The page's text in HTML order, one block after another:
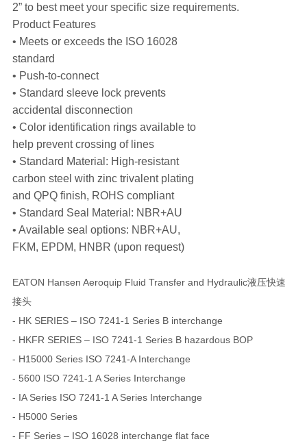
2” to best meet your specific size requirements.
Product Features
• Meets or exceeds the ISO 16028
standard
• Push-to-connect
• Standard sleeve lock prevents
accidental disconnection
• Color identification rings available to
help prevent crossing of lines
• Standard Material: High-resistant
carbon steel with zinc trivalent plating
and QPQ finish, ROHS compliant
• Standard Seal Material: NBR+AU
• Available seal options: NBR+AU,
FKM, EPDM, HNBR (upon request)
EATON Hansen Aeroquip Fluid Transfer and Hydraulic液压快速
接头
- HK SERIES – ISO 7241-1 Series B interchange
- HKFR SERIES – ISO 7241-1 Series B hazardous BOP
- H15000 Series ISO 7241-A Interchange
- 5600 ISO 7241-1 A Series Interchange
- IA Series ISO 7241-1 A Series Interchange
- H5000 Series
- FF Series – ISO 16028 interchange flat face